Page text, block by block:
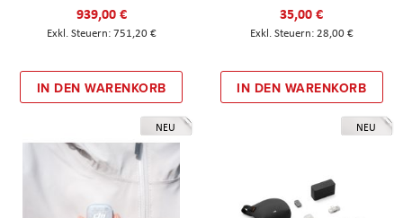
939,00 €
751,20 €
IN DEN WARENKORB
35,00 €
28,00 €
IN DEN WARENKORB
NEU NEU